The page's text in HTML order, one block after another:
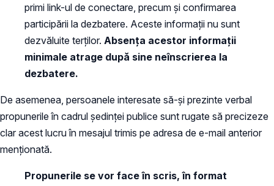
primi link-ul de conectare, precum și confirmarea
participării la dezbatere. Aceste informații nu sunt
dezvăluite terților. Absența acestor informații
minimale atrage după sine neînscrierea la
dezbatere.
De asemenea, persoanele interesate să-și prezinte verbal
propunerile în cadrul ședinței publice sunt rugate să precizeze
clar acest lucru în mesajul trimis pe adresa de e-mail anterior
menționată.
Propunerile se vor face în scris, în format